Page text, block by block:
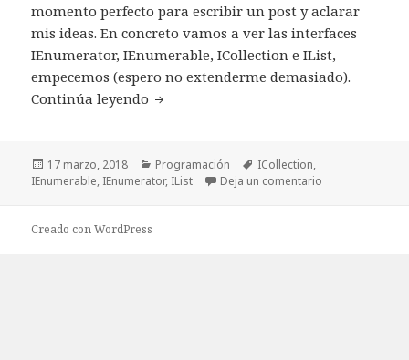
momento perfecto para escribir un post y aclarar
mis ideas. En concreto vamos a ver las interfaces
IEnumerator, IEnumerable, ICollection e IList,
empecemos (espero no extenderme demasiado).
Continúa leyendo IEnumerator, IEnumerable y otras
Publicado
el
17 marzo, 2018 Categorías
Programación Etiquetas
ICollection,
IEnumerable, IEnumerator, IList Deja un comentario
Creado con WordPress